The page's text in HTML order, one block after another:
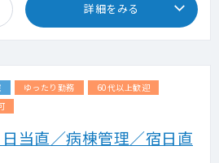
詳細をみる
ゆったり勤務
60代以上歓迎
当直／病棟管理／宿日直